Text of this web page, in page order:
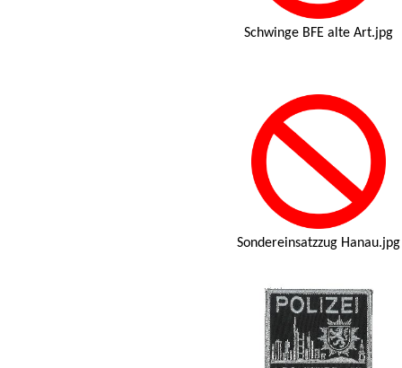
Schwinge BFE alte Art.jpg
Sondereinsatzzug Hanau.jpg